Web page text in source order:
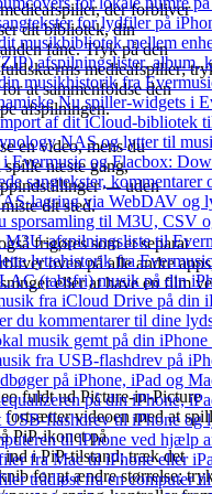
for lydfiler på
musikbibliotek mellem
afspilningslister, album,
musikhistorik fra
Nu spiller-widgets i
af dit iCloud-bibliotek
NAS og lytter til
Evermusic og Flacbox:
sangtekster,
lagring via WebDAV og
sporsamling til M3U, CSV
M3U-afspilningsliste til
lyttehistorik fra
(tabsfri) musik på din
fra iCloud Drive på din
du kommentarer til dine
musik gemt på din
fra USB-flashdrev på
på iPhone, iPad og
på din iPhone,
USB-flashdrev til iPhone
til iPhone ved hjælp
fra Mac til iPhone eller
trådløst fra en computer
der forbliver
dit bibliotek, din
fane. Tryk på den
medieafspiller;
at sammenfoldse den
afspilningen.
en video, mens du
spille næste gang,
— uden
dit sted.
frigøres som et separat
oven på alle andre
eller at have en film
fuldt ud Picture-in-Picture
videoen med at
PiP-ikonet på
ind i PiP-tilstand; træk det
for at ændre størrelse;